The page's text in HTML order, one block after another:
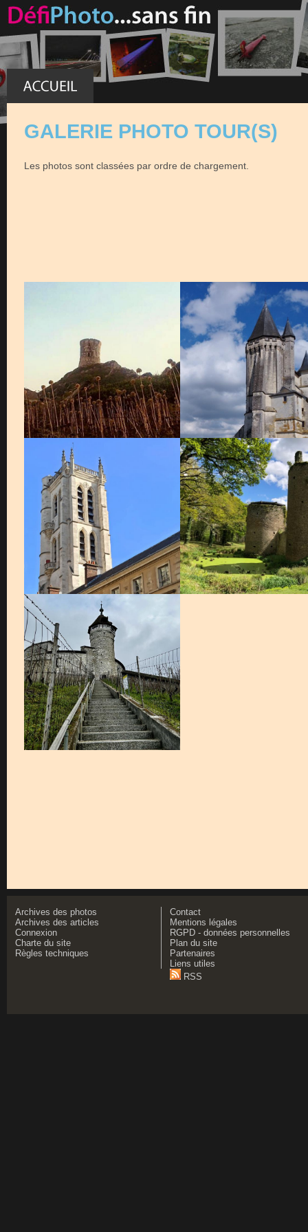
GALERIE PHOTO TOUR(S)
Les photos sont classées par ordre de chargement.
Archives des photos
Archives des articles
Connexion
Charte du site
Règles techniques
Contact
Mentions légales
RGPD - données personnelles
Plan du site
Partenaires
Liens utiles
RSS